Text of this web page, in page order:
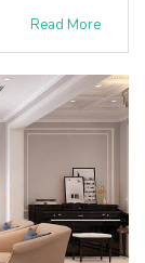
Read More